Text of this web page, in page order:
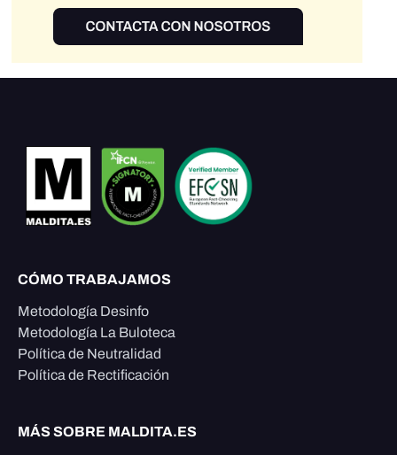
CÓMO TRABAJAMOS
Metodología Desinfo
Metodología La Buloteca
Política de Neutralidad
Política de Rectificación
MÁS SOBRE MALDITA.ES